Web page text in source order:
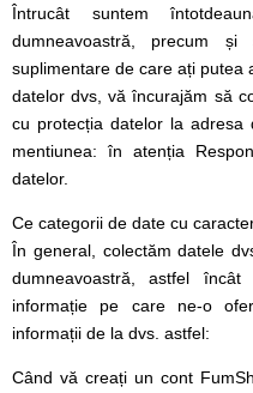
Întrucât suntem
dumneavoastră, precum
suplimentare de care ați putea
datelor dvs, vă încurajăm să
cu protecția datelor la adresa
mentiunea: în atenția
datelor.
Ce categorii de date cu
În general, colectăm datele
dumneavoastră, astfel
informație pe care ne-o
informații de la dvs. astfel:
Când vă creați un cont